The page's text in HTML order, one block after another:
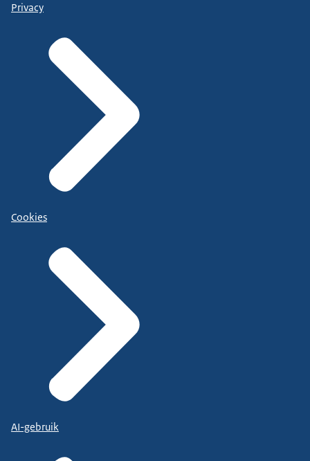
Privacy
Cookies
AI-gebruik